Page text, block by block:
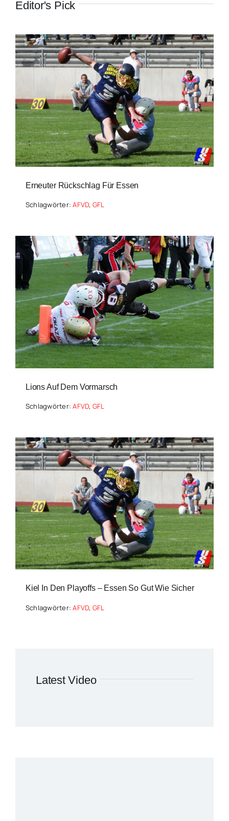
Editor's Pick
Erneuter Rückschlag Für Essen
Schlagwörter:AFVD, GFL
Lions Auf Dem Vormarsch
Schlagwörter:AFVD, GFL
Kiel In Den Playoffs – Essen So Gut Wie Sicher
Schlagwörter:AFVD, GFL
Latest Video